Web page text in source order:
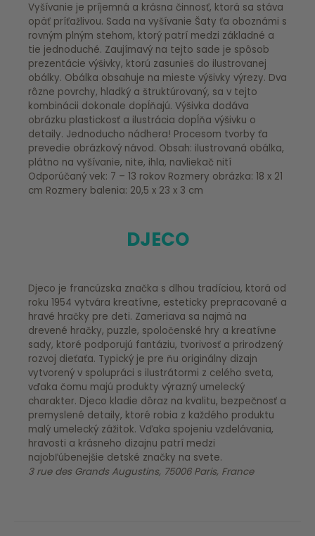
Vyšívanie je príjemná a krásna činnosť, ktorá sa stáva
opäť príťažlivou. Sada na vyšívanie Šaty ťa oboznámi s
rovným plným stehom, ktorý patrí medzi základné a
tie jednoduché. Zaujímavý na tejto sade je spôsob
prezentácie výšivky, ktorú zasunieš do ilustrovanej
obálky. Obálka obsahuje na mieste výšivky výrezy. Dva
rôzne povrchy, hladký a štruktúrovaný, sa v tejto
kombinácii dokonale dopĺňajú. Výšivka dodáva
obrázku plastickosť a ilustrácia dopĺňa výšivku o
detaily. Jednoducho nádhera! Procesom tvorby ťa
prevedie obrázkový návod. Obsah: ilustrovaná obálka,
plátno na vyšívanie, nite, ihla, navliekač nití
Odporúčaný vek: 7 – 13 rokov Rozmery obrázka: 18 x 21
cm Rozmery balenia: 20,5 x 23 x 3 cm
DJECO
Djeco je francúzska značka s dlhou tradíciou, ktorá od
roku 1954 vytvára kreatívne, esteticky prepracované a
hravé hračky pre deti. Zameriava sa najmä na
drevené hračky, puzzle, spoločenské hry a kreatívne
sady, ktoré podporujú fantáziu, tvorivosť a prirodzený
rozvoj dieťaťa. Typický je pre ňu originálny dizajn
vytvorený v spolupráci s ilustrátormi z celého sveta,
vďaka čomu majú produkty výrazný umelecký
charakter. Djeco kladie dôraz na kvalitu, bezpečnosť a
premyslené detaily, ktoré robia z každého produktu
malý umelecký zážitok. Vďaka spojeniu vzdelávania,
hravosti a krásneho dizajnu patrí medzi
najobľúbenejšie detské značky na svete.
3 rue des Grands Augustins, 75006 Paris, France